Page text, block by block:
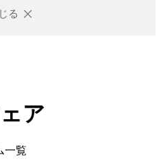
る
ア
一覧